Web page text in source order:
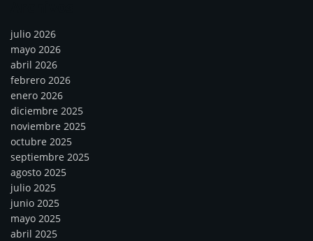
julio 2026
mayo 2026
abril 2026
febrero 2026
enero 2026
diciembre 2025
noviembre 2025
octubre 2025
septiembre 2025
agosto 2025
julio 2025
junio 2025
mayo 2025
abril 2025